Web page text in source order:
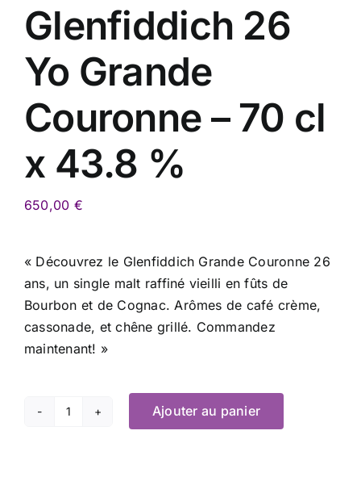
Glenfiddich 26
Yo Grande
Couronne – 70 cl
x 43.8 %
650,00 €
« Découvrez le Glenfiddich Grande Couronne 26
ans, un single malt raffiné vieilli en fûts de
Bourbon et de Cognac. Arômes de café crème,
cassonade, et chêne grillé. Commandez
maintenant! »
quantité
Ajouter au panier